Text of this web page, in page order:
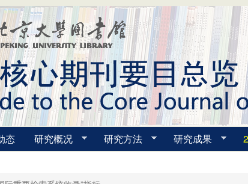
态 研究概况 研究方法 研究成果